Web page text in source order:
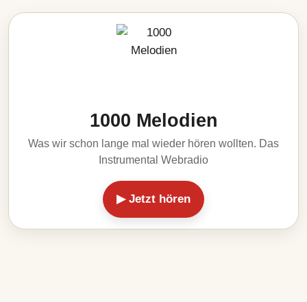
1000 Melodien
Was wir schon lange mal wieder hören wollten. Das
Instrumental Webradio
▶ Jetzt hören